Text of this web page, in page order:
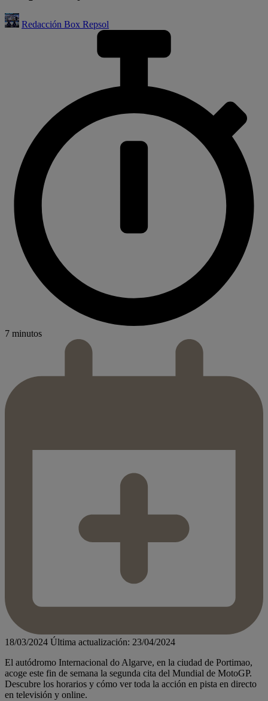
Redacción Box Repsol
7 minutos
18/03/2024 Última actualización: 23/04/2024
El autódromo Internacional do Algarve, en la ciudad de Portimao,
acoge este fin de semana la segunda cita del Mundial de MotoGP.
Descubre los horarios y cómo ver toda la acción en pista en directo
en televisión y online.